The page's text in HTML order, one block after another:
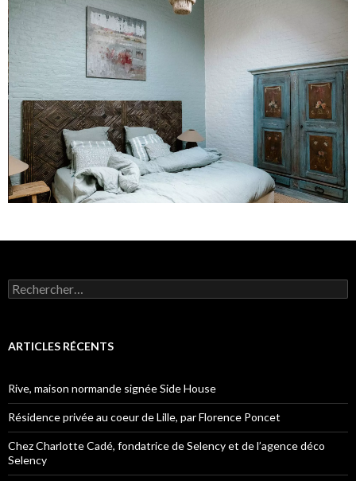
Rechercher :
ARTICLES RÉCENTS
Rive, maison normande signée Side House
Résidence privée au coeur de Lille, par Florence Poncet
Chez Charlotte Cadé, fondatrice de Selency et de l’agence déco
Selency